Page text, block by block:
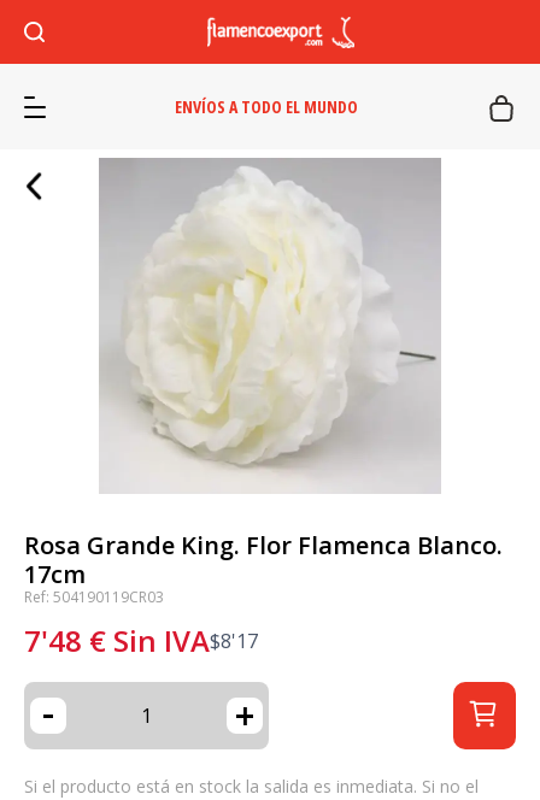
ENVÍOS A TODO EL MUNDO
Rosa Grande King. Flor Flamenca Blanco.
17cm
Ref: 504190119CR03
7'48 € Sin IVA$8'17
- +
Si el producto está en stock la salida es inmediata. Si no el